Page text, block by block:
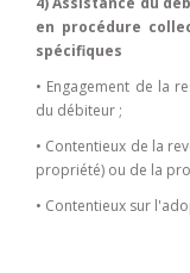
en procédure
spécifiques
• Engagement de la
du débiteur ;
• Contentieux de la
propriété) ou de la
• Contentieux sur